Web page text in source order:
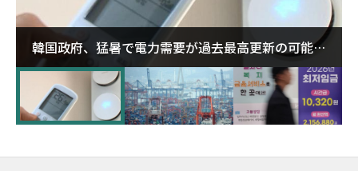
韓国政府、猛暑で電力需要が過去最高更新の可能性
に需給対応体制を点検